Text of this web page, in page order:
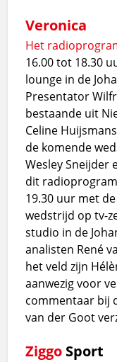
Veronica
Het
16.00 tot 18.30
lounge in de
Presentator
bestaande uit
Celine
de komende
Wesley Sneijder
dit
19.30 uur met
wedstrijd op tv-
studio in de
analisten René
het veld zijn
aanwezig voor
commentaar bij
van der Goot
Ziggo Sport